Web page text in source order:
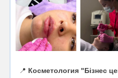
📍 Косметология "Бізнес